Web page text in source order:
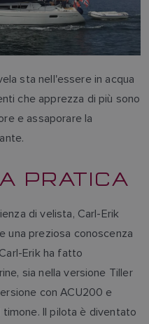
sta nell'essere in acqua
che apprezza di più sono
e assaporare la
PRATICA
di velista, Carl-Erik
una preziosa conoscenza
Erik ha fatto
sia nella versione Tiller
con ACU200 e
Il pilota è diventato